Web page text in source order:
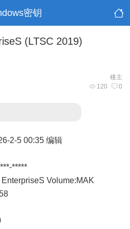
密钥
(LTSC 2019)
楼主
120 0
2-5 00:35 编辑
*****
Volume:MAK